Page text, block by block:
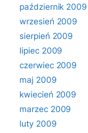
październik 2009
wrzesień 2009
sierpień 2009
lipiec 2009
czerwiec 2009
maj 2009
kwiecień 2009
marzec 2009
luty 2009